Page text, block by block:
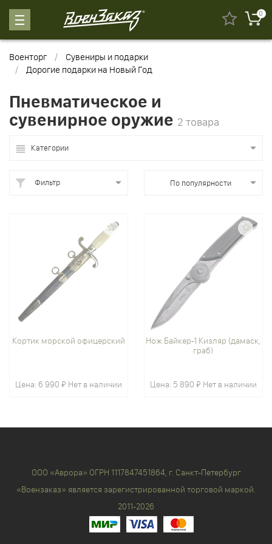
0
Военторг
Сувениры и подарки
Дорогие подарки на Новый Год
Пневматическое и
сувенирное оружие 2 товара
Категории
Фильтр По популярности
Кортик морской офицерский
Цена:6 990 ₽ Нет в наличии
Нож Байкер-1 Кизляр (дамаск,
граб)
Цена: 5 890 ₽ Нет в наличии
ООО «Аврора» ОГРН 1117847451864, г. Санкт-Петербург
«Воензаказ» является зарегистрированной торговой маркой.
2011-2026